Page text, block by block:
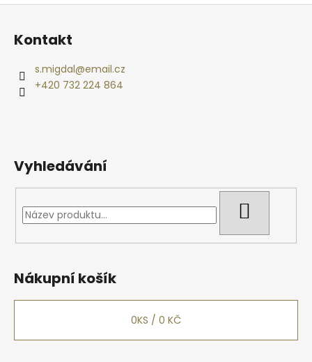
Z
Kontakt
s.migdal@email.cz
+420 732 224 864
Vyhledávání
Nákupní košík
0KS / 0 KČ